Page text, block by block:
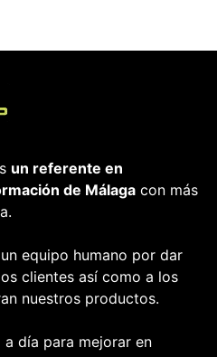
un referente en
de Málaga con más
equipo humano por dar
clientes así como a los
nuestros productos.
día para mejorar en